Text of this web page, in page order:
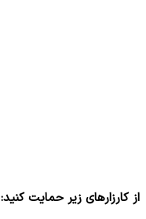
از کارزارهای زیر حمایت کنید: